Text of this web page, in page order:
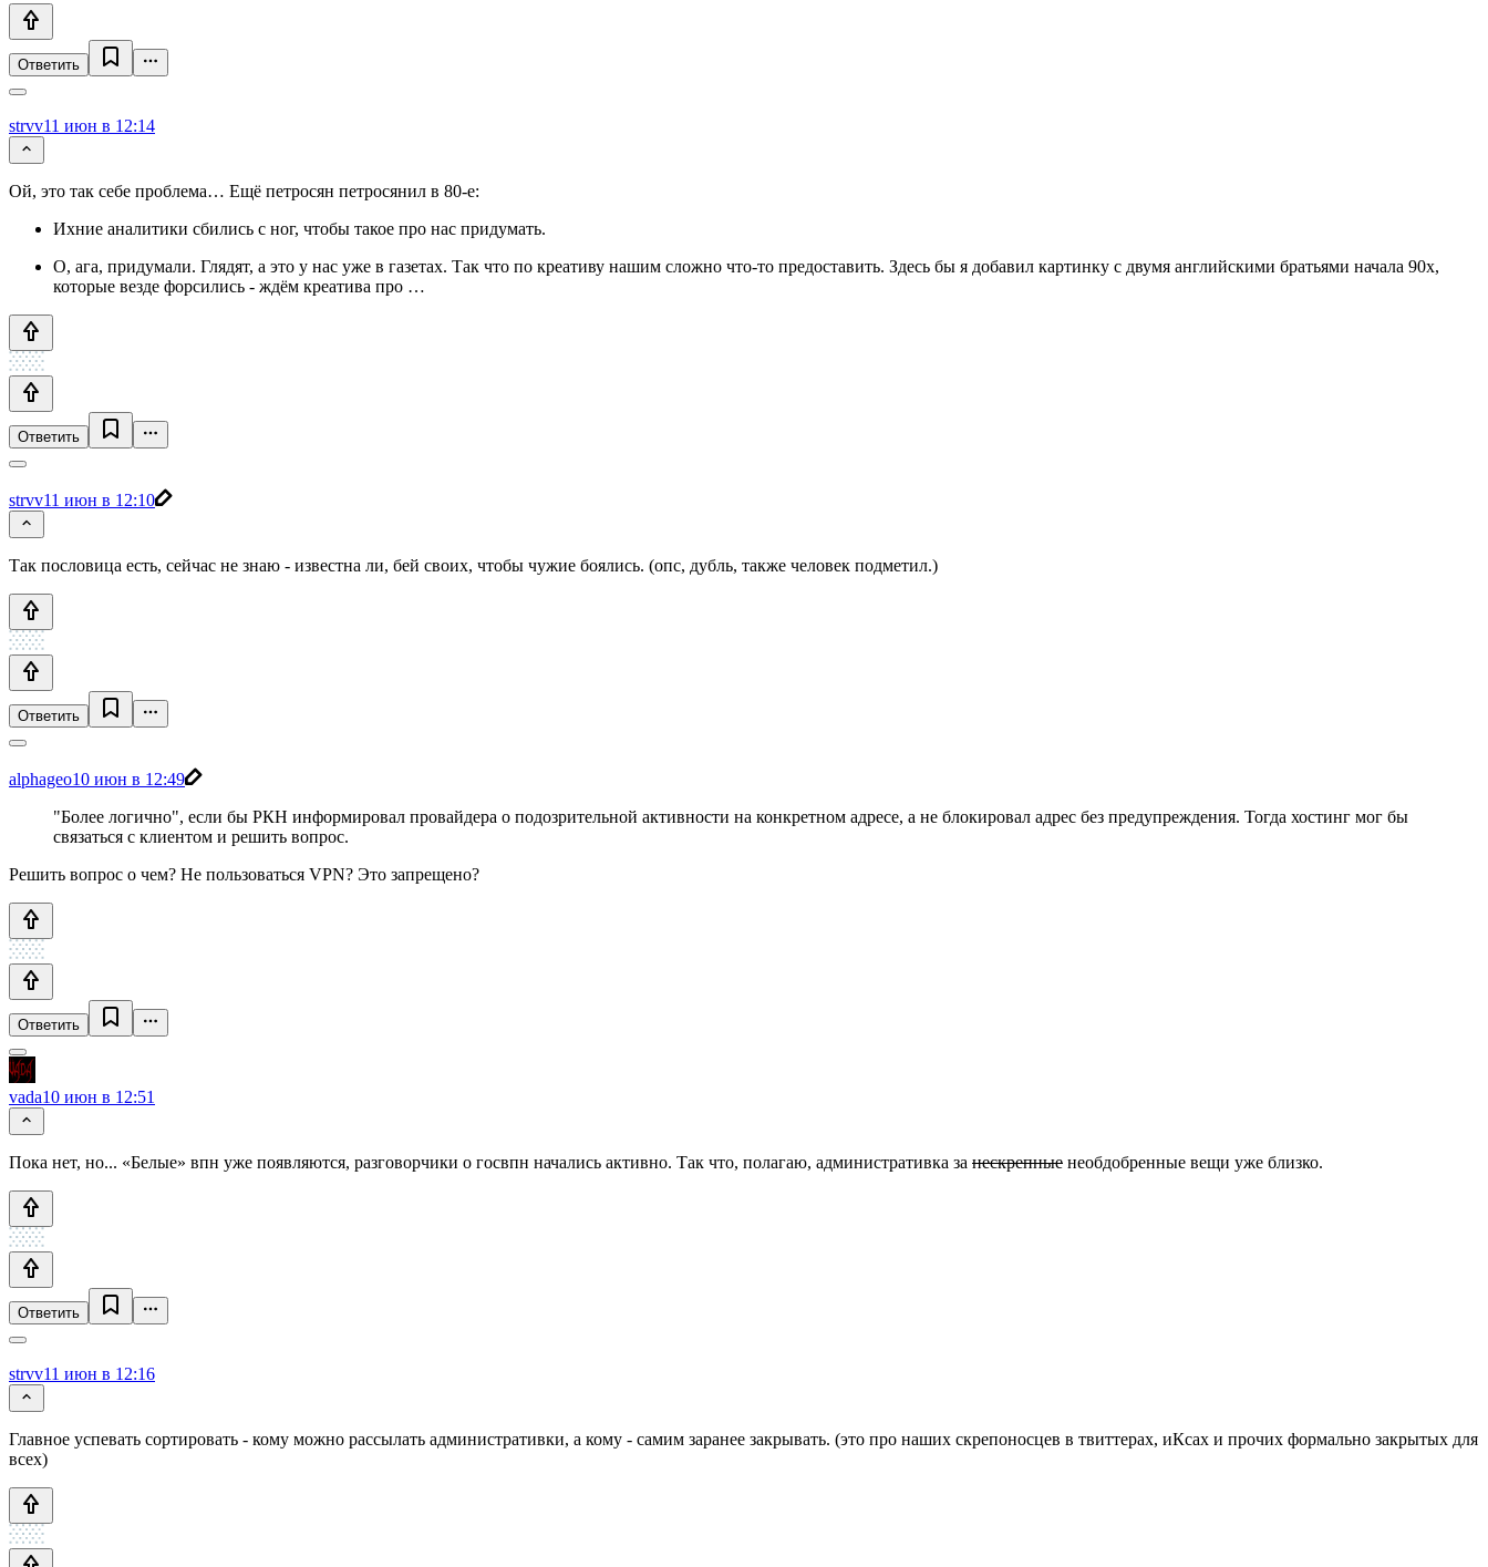
Ответить
strvv11 июн в 12:14
Ой, это так себе проблема… Ещё петросян петросянил в 80-е:
Ихние аналитики сбились с ног, чтобы такое про нас придумать.
О, ага, придумали. Глядят, а это у нас уже в газетах. Так что по креативу нашим сложно что-то предоставить. Здесь бы я добавил картинку с двумя английскими братьями начала 90х,
которые везде форсились - ждём креатива про …
Ответить
strvv11 июн в 12:10
Так пословица есть, сейчас не знаю - известна ли, бей своих, чтобы чужие боялись. (опс, дубль, также человек подметил.)
Ответить
alphageo10 июн в 12:49
"Более логично", если бы РКН информировал провайдера о подозрительной активности на конкретном адресе, а не блокировал адрес без предупреждения. Тогда хостинг мог бы
связаться с клиентом и решить вопрос.
Решить вопрос о чем? Не пользоваться VPN? Это запрещено?
Ответить
vada10 июн в 12:51
Пока нет, но... «Белые» впн уже появляются, разговорчики о госвпн начались активно. Так что, полагаю, административка за нескрепные необдобренные вещи уже близко.
Ответить
strvv11 июн в 12:16
Главное успевать сортировать - кому можно рассылать административки, а кому - самим заранее закрывать. (это про наших скрепоносцев в твиттерах, иКсах и прочих формально закрытых для
всех)